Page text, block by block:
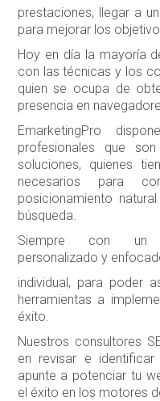
prestaciones, llegar a
para mejorar los
Hoy en día la mayoría
con las técnicas y los
quien se ocupa de
presencia en
EmarketingPro
profesionales que
soluciones, quienes
necesarios para
posicionamiento
búsqueda.
Siempre con un
personalizado y
individual, para poder
herramientas a
éxito.
Nuestros consultores
en revisar e
apunte a potenciar tu
el éxito en los motores